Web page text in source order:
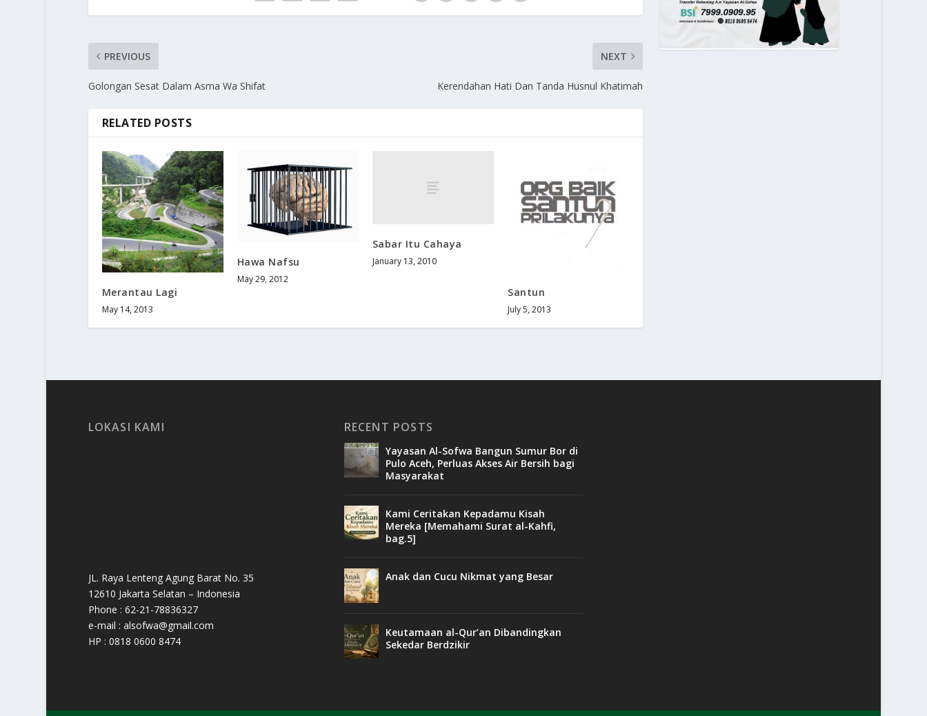
PREVIOUS
Golongan Sesat Dalam Asma Wa Shifat
NEXT
Kerendahan Hati Dan Tanda Husnul Khatimah
RELATED POSTS
Merantau Lagi
May 14, 2013
Hawa Nafsu
May 29, 2012
Sabar Itu Cahaya
January 13, 2010
Santun
July 5, 2013
LOKASI KAMI
JL. Raya Lenteng Agung Barat No. 35
12610 Jakarta Selatan – Indonesia
Phone : 62-21-78836327
e-mail : alsofwa@gmail.com
HP : 0818 0600 8474
RECENT POSTS
Yayasan Al-Sofwa Bangun Sumur Bor di
Pulo Aceh, Perluas Akses Air Bersih bagi
Masyarakat
Kami Ceritakan Kepadamu Kisah
Mereka [Memahami Surat al-Kahfi,
bag.5]
Anak dan Cucu Nikmat yang Besar
Keutamaan al-Qur’an Dibandingkan
Sekedar Berdzikir